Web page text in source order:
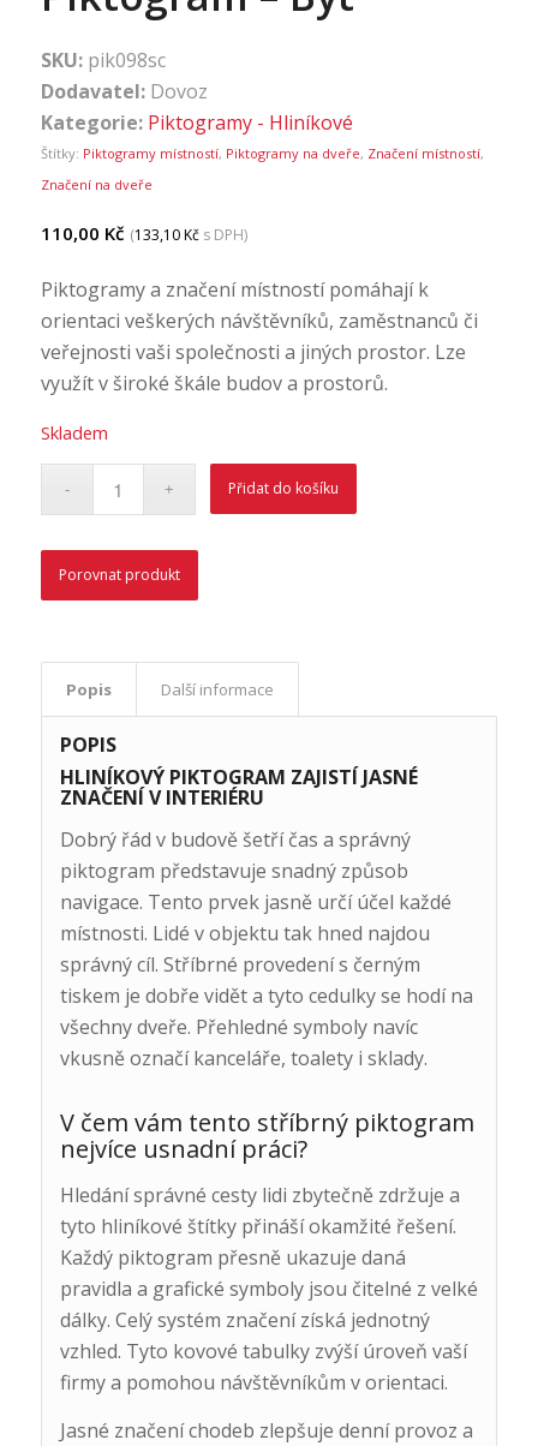
SKU: pik098sc
Dodavatel: Dovoz
Kategorie: Piktogramy - Hliníkové
Štítky: Piktogramy místností, Piktogramy na dveře, Značení místností,
Značení na dveře
110,00 Kč (133,10Kčs DPH)
Piktogramy a značení místností pomáhají k
orientaci veškerých návštěvníků, zaměstnanců či
veřejnosti vaši společnosti a jiných prostor. Lze
využít v široké škále budov a prostorů.
Skladem
Přidat do košíku
Porovnat produkt
Popis Další informace
POPIS
HLINÍKOVÝ PIKTOGRAM ZAJISTÍ JASNÉ
ZNAČENÍ V INTERIÉRU
Dobrý řád v budově šetří čas a správný
piktogram představuje snadný způsob
navigace. Tento prvek jasně určí účel každé
místnosti. Lidé v objektu tak hned najdou
správný cíl. Stříbrné provedení s černým
tiskem je dobře vidět a tyto cedulky se hodí na
všechny dveře. Přehledné symboly navíc
vkusně označí kanceláře, toalety i sklady.
V čem vám tento stříbrný piktogram
nejvíce usnadní práci?
Hledání správné cesty lidi zbytečně zdržuje a
tyto hliníkové štítky přináší okamžité řešení.
Každý piktogram přesně ukazuje daná
pravidla a grafické symboly jsou čitelné z velké
dálky. Celý systém značení získá jednotný
vzhled. Tyto kovové tabulky zvýší úroveň vaší
firmy a pomohou návštěvníkům v orientaci.
Jasné značení chodeb zlepšuje denní provoz a